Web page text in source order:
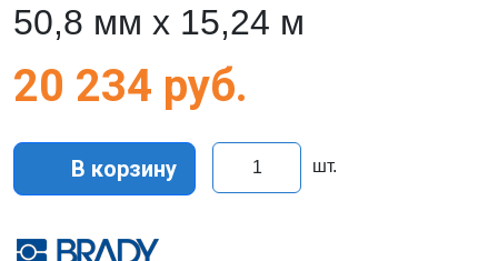
50,8 мм x 15,24 м
20 234 руб.
В корзину шт.